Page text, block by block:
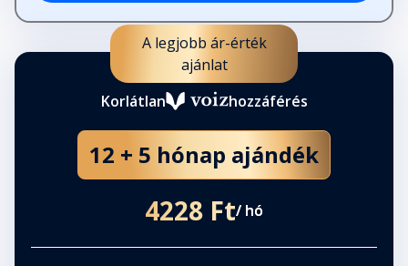
A legjobb ár-érték
ajánlat
Korlátlan
hozzáférés
12 + 5 hónap ajándék
4228 Ft/ hó